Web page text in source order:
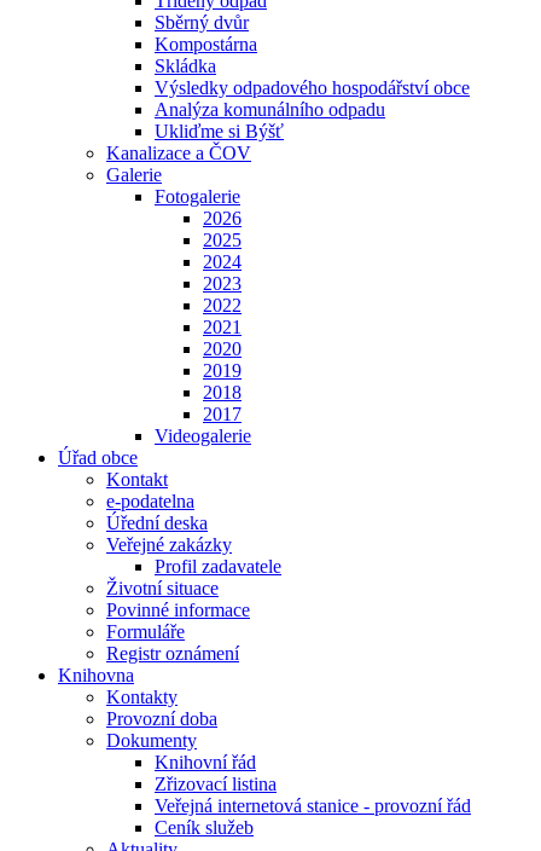
Sběrný dvůr
Kompostárna
Skládka
Výsledky odpadového hospodářství obce
Analýza komunálního odpadu
Ukliďme si Býšť
Kanalizace a ČOV
Galerie
Fotogalerie
2026
2025
2024
2023
2022
2021
2020
2019
2018
2017
Videogalerie
Úřad obce
Kontakt
e-podatelna
Úřední deska
Veřejné zakázky
Profil zadavatele
Životní situace
Povinné informace
Formuláře
Registr oznámení
Knihovna
Kontakty
Provozní doba
Dokumenty
Knihovní řád
Zřizovací listina
Veřejná internetová stanice - provozní řád
Ceník služeb